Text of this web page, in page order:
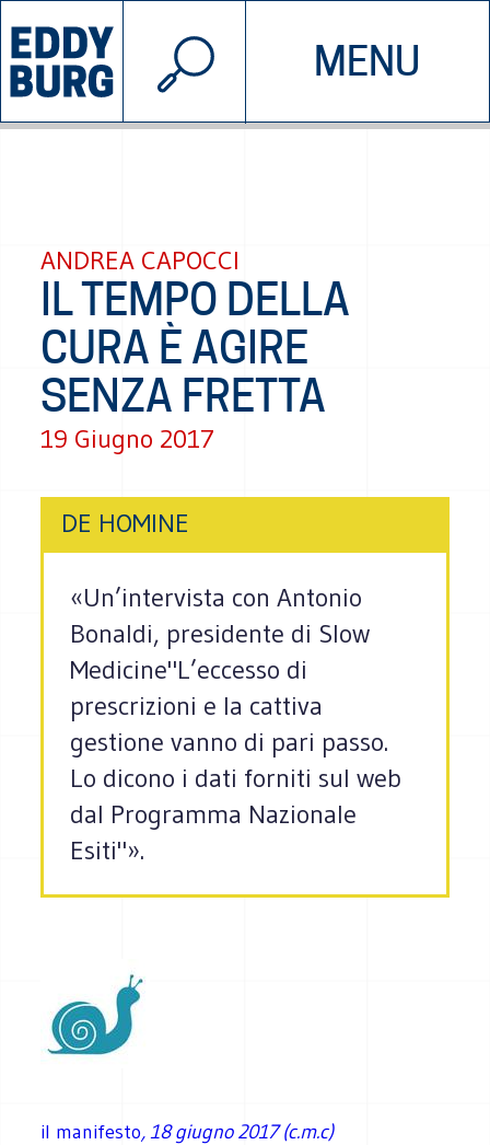
MENU
INIZIATIVE CHI SIAMO
© 2026 EDDYBURG
ANDREA CAPOCCI
IL TEMPO DELLA
CURA È AGIRE
SENZA FRETTA
19 Giugno 2017
DE HOMINE
«Un’intervista con Antonio
Bonaldi, presidente di Slow
Medicine"L’eccesso di
prescrizioni e la cattiva
gestione vanno di pari passo.
Lo dicono i dati forniti sul web
dal Programma Nazionale
Esiti"».
il manifesto, 18 giugno 2017 (c.m.c)